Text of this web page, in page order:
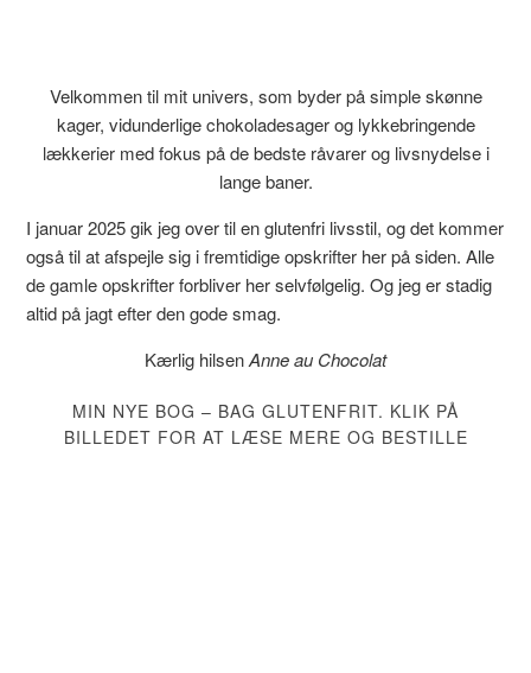
Velkommen til mit univers, som byder på simple skønne
kager, vidunderlige chokoladesager og lykkebringende
lækkerier med fokus på de bedste råvarer og livsnydelse i
lange baner.
I januar 2025 gik jeg over til en glutenfri livsstil, og det kommer
også til at afspejle sig i fremtidige opskrifter her på siden. Alle
de gamle opskrifter forbliver her selvfølgelig. Og jeg er stadig
altid på jagt efter den gode smag.
Kærlig hilsenAnne au Chocolat
MIN NYE BOG – BAG GLUTENFRIT. KLIK PÅ
BILLEDET FOR AT LÆSE MERE OG BESTILLE